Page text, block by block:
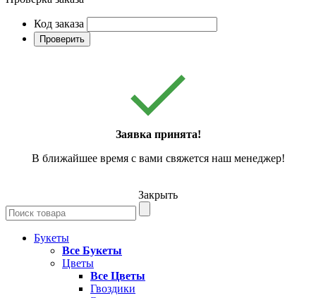
Код заказа
Проверить
Заявка принята!
В ближайшее время с вами свяжется наш менеджер!
Закрыть
Букеты
Все Букеты
Цветы
Все Цветы
Гвоздики